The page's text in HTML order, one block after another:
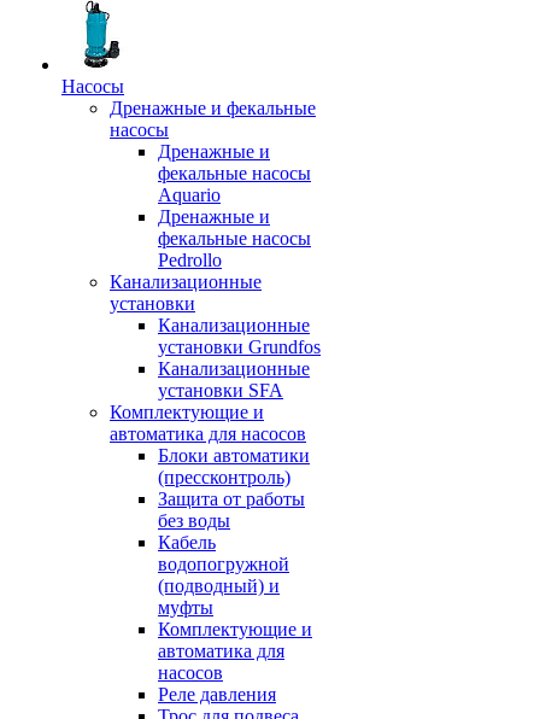
Насосы
Дренажные и фекальные
насосы
Дренажные и
фекальные насосы
Aquario
Дренажные и
фекальные насосы
Pedrollo
Канализационные
установки
Канализационные
установки Grundfos
Канализационные
установки SFA
Комплектующие и
автоматика для насосов
Блоки автоматики
(прессконтроль)
Защита от работы
без воды
Кабель
водопогружной
(подводный) и
муфты
Комплектующие и
автоматика для
насосов
Реле давления